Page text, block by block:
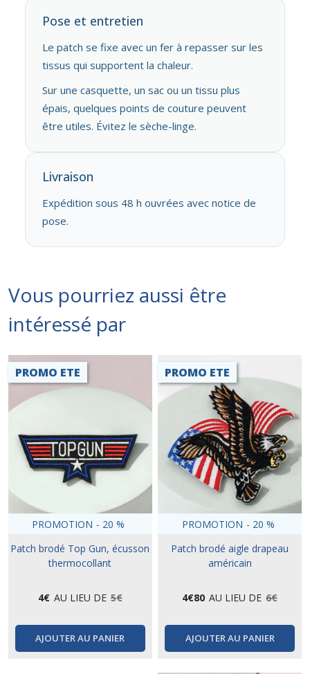
Pose et entretien
Le patch se fixe avec un fer à repasser sur les
tissus qui supportent la chaleur.
Sur une casquette, un sac ou un tissu plus
épais, quelques points de couture peuvent
être utiles. Évitez le sèche-linge.
Livraison
Expédition sous 48 h ouvrées avec notice de
pose.
Vous pourriez aussi être
intéressé par
PROMO ETE
PROMOTION - 20 %
Patch brodé Top Gun, écusson
thermocollant
4€ AU LIEU DE 5€
AJOUTER AU PANIER
PROMO ETE
PROMOTION - 20 %
Patch brodé aigle drapeau
américain
4€80 AU LIEU DE 6€
AJOUTER AU PANIER